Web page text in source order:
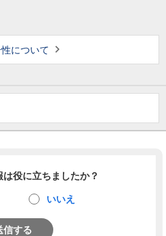
について
役に立ちましたか？
いいえ
信する